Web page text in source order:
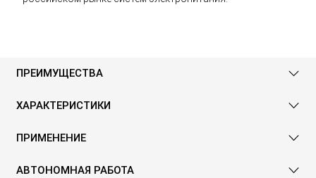
ПРЕИМУЩЕСТВА
ХАРАКТЕРИСТИКИ
ПРИМЕНЕНИЕ
АВТОНОМНАЯ РАБОТА